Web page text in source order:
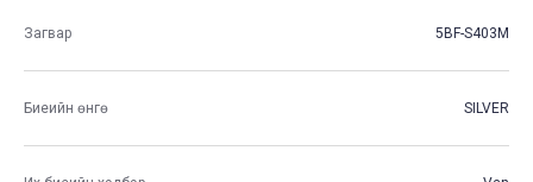
Загвар 5BF-S403M
Биеийн өнгө SILVER